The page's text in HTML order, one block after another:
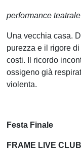
performance teatrale
Una vecchia casa.
purezza e il rigore
costi. Il ricordo
ossigeno già
violenta.
Festa Finale
FRAME LIVE CLUB